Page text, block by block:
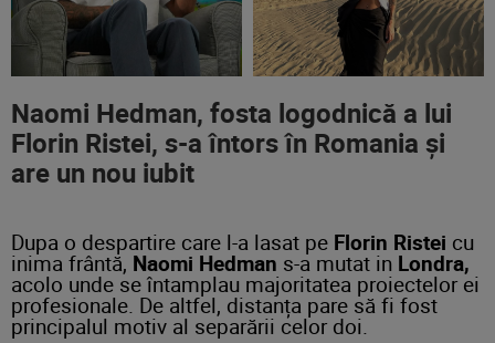
Naomi Hedman, fosta logodnică a lui
Florin Ristei, s-a întors în Romania și
are un nou iubit
Dupa o despartire care l-a lasat pe Florin Ristei cu
inima frântă, Naomi Hedman s-a mutat in Londra,
acolo unde se întamplau majoritatea proiectelor ei
profesionale. De altfel, distanța pare să fi fost
principalul motiv al separării celor doi.